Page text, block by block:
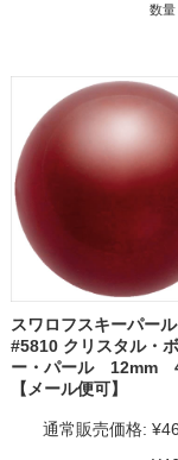
数量
スワロフスキーパー
#5810 クリスタル・
ー・パール 12mm
【メール便可】
通常販売価格: